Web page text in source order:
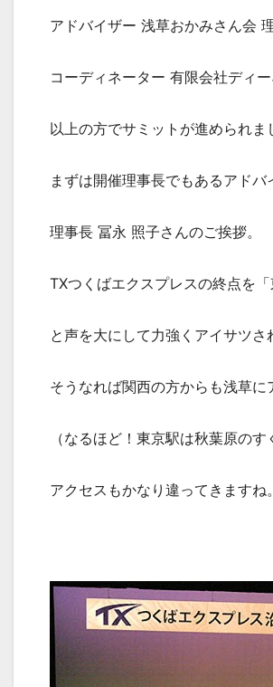
アドバイザー 浅草おかみさん会
コーディネーター 有限会社ディ
以上の方でサミットが進められま
まずは開催理事長でもあるアド
理事長 冨永 照子さんのご挨拶。
TXつくばエクスプレスの終点を
と声を大にして力強くアイサツさ
そうなれば関西の方からも浅草に
（なるほど！東京駅は秋葉原のす
アクセスもかなり違ってきますね